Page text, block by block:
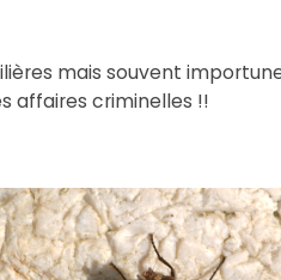
mais souvent
affaires criminelles !!